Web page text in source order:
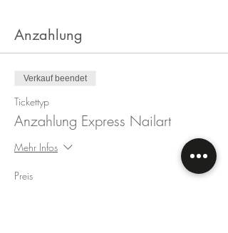
Anzahlung
Verkauf beendet
Tickettyp
Anzahlung Express Nailart
Mehr Infos
Preis